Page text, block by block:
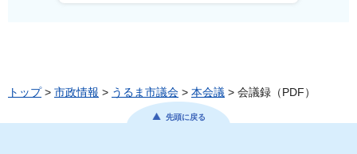
トップ> 市政情報 > うるま市議会 > 本会議 > 会議録（PDF）
先頭に戻る